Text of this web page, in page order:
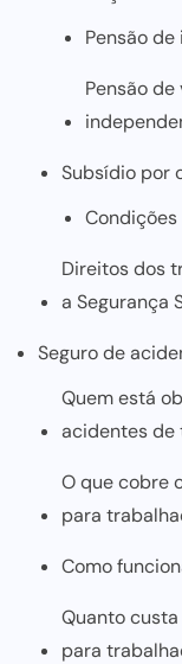
Pensão
Pensão
Subsídio por
Direitos dos
a Segurança
Seguro de
Quem está
acidentes de
O que cobre
para
Como
Quanto
para